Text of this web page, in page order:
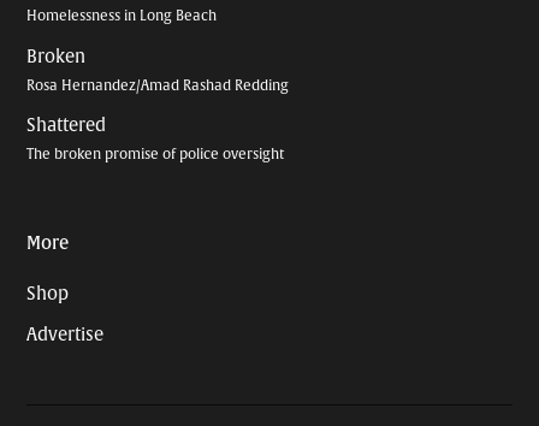
Homelessness in Long Beach
Broken
Rosa Hernandez/Amad Rashad Redding
Shattered
The broken promise of police oversight
More
Shop
Advertise